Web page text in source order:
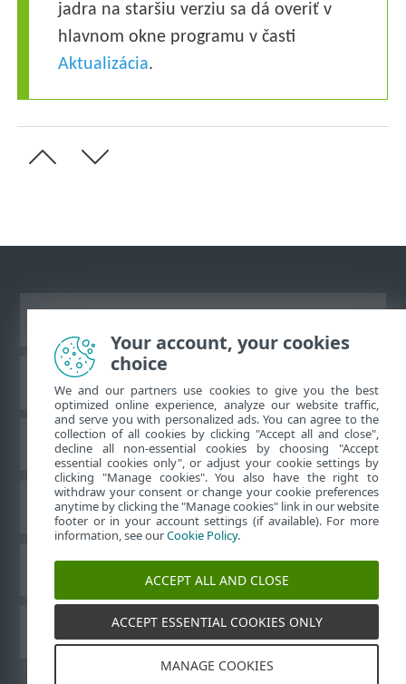
jadra na staršiu verziu sa dá overiť v
hlavnom okne programu v časti
Aktualizácia.
ESET Databáza znalostí
ESET Fórum
Technická podpora
Ostatné ESET produkty
Your account, your cookies
choice
We and our partners use cookies to give you the best
optimized online experience, analyze our website traffic,
and serve you with personalized ads. You can agree to the
collection of all cookies by clicking "Accept all and close",
decline all non-essential cookies by choosing "Accept
essential cookies only", or adjust your cookie settings by
clicking "Manage cookies". You also have the right to
withdraw your consent or change your cookie preferences
anytime by clicking the "Manage cookies" link in our website
footer or in your account settings (if available). For more
information, see ourCookie Policy.
ACCEPT ALL AND CLOSE
ACCEPT ESSENTIAL COOKIES ONLY
MANAGE COOKIES